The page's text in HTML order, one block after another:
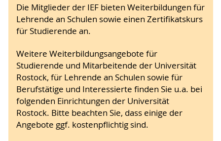
Die Mitglieder der IEF bieten Weiterbildungen für
Lehrende an Schulen sowie einen Zertifikatskurs
für Studierende an.
Weitere Weiterbildungsangebote für
Studierende und Mitarbeitende der Universität
Rostock, für Lehrende an Schulen sowie für
Berufstätige und Interessierte finden Sie u.a. bei
folgenden Einrichtungen der Universität
Rostock. Bitte beachten Sie, dass einige der
Angebote ggf. kostenpflichtig sind.